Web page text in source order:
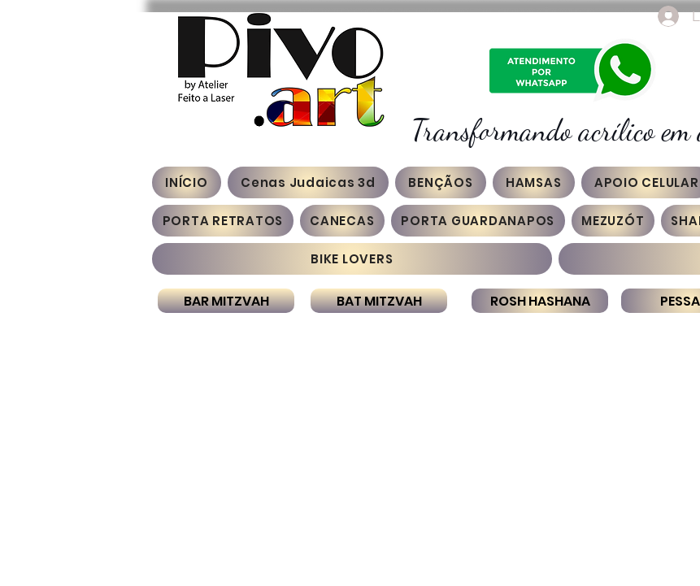
Transformando acrílico em
INÍCIO Cenas Judaicas 3d BENÇÃOS HAMSAS APOIO CELULAR
PORTA RETRATOS CANECAS PORTA GUARDANAPOS MEZUZÓT
BIKE LOVERS
BAR MITZVAH BAT MITZVAH ROSH HASHANA